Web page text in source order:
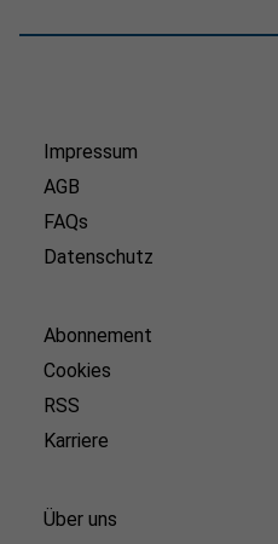
Impressum
AGB
FAQs
Datenschutz
Abonnement
Cookies
RSS
Karriere
Über uns